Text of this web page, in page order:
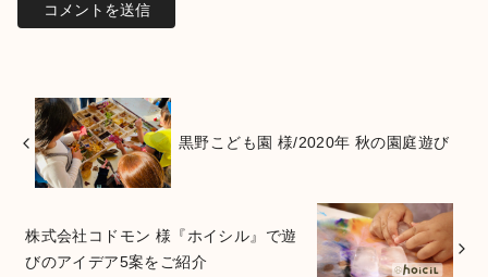
黒野こども園 様/2020年 秋の園庭遊び
株式会社コドモン 様『ホイシル』で遊
びのアイデア5案をご紹介